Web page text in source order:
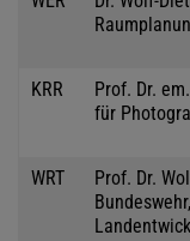
KRR
Prof. Dr.
für
WRT
Prof. Dr.